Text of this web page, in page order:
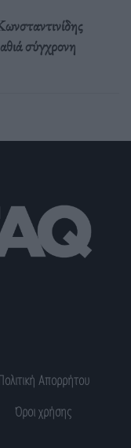
σύγχρονη
Πολιτική Απορρήτου
Όροι χρήσης